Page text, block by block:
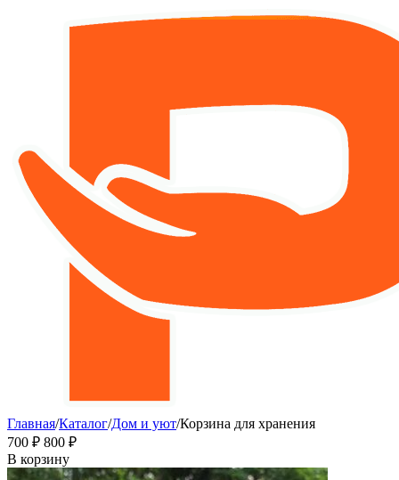
Главная/Каталог/Дом и уют/Корзина для хранения
‍700‍ ₽ ‍800‍ ₽
В корзину